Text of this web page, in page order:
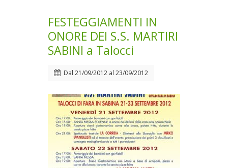
FESTEGGIAMENTI IN
ONORE DEI S.S. MARTIRI
SABINI a Talocci
Dal 21/09/2012 al 23/09/2012